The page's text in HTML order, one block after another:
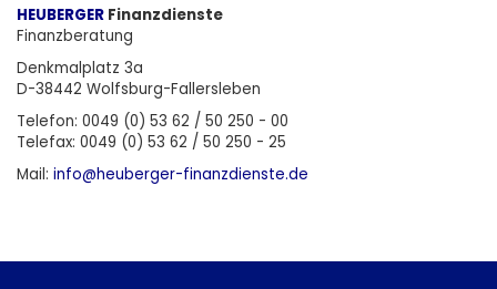
HEUBERGER Finanzdienste
Finanzberatung
Denkmalplatz 3a
D-38442 Wolfsburg-Fallersleben
Telefon: 0049 (0) 53 62 / 50 250 - 00
Telefax: 0049 (0) 53 62 / 50 250 - 25
Mail: info@heuberger-finanzdienste.de